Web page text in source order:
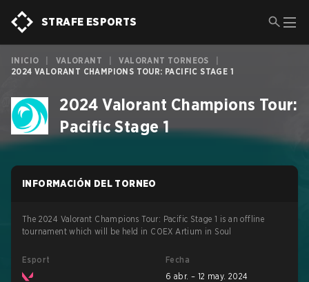
STRAFE ESPORTS
INICIO VALORANT VALORANT TORNEOS
2024 VALORANT CHAMPIONS TOUR: PACIFIC STAGE 1
2024 Valorant Champions Tour:
Pacific Stage 1
INFORMACIÓN DEL TORNEO
The 2024 Valorant Champions Tour: Pacific Stage 1 is an offline
tournament which will be held in COEX Artium in Soul
Esport
Fecha
6 abr. – 12 may. 2024